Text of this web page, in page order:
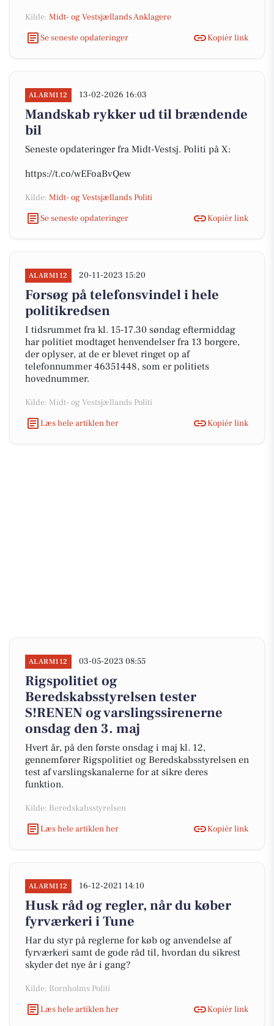
Kilde: Midt- og Vestsjællands Anklagere
Se seneste opdateringer
Kopiér link
ALARM112 13-02-2026 16:03
Mandskab rykker ud til brændende
bil
Seneste opdateringer fra Midt-Vestsj. Politi på X:
https://t.co/wEFoaBvQew
Kilde: Midt- og Vestsjællands Politi
Se seneste opdateringer
Kopiér link
ALARM112 20-11-2023 15:20
Forsøg på telefonsvindel i hele
politikredsen
I tidsrummet fra kl. 15-17.30 søndag eftermiddag
har politiet modtaget henvendelser fra 13 borgere,
der oplyser, at de er blevet ringet op af
telefonnummer 46351448, som er politiets
hovednummer.
Kilde: Midt- og Vestsjællands Politi
Læs hele artiklen her
Kopiér link
ALARM112 03-05-2023 08:55
Rigspolitiet og
Beredskabsstyrelsen tester
S!RENEN og varslingssirenerne
onsdag den 3. maj
Hvert år, på den første onsdag i maj kl. 12,
gennemfører Rigspolitiet og Beredskabsstyrelsen en
test af varslingskanalerne for at sikre deres
funktion.
Kilde: Beredskabsstyrelsen
Læs hele artiklen her
Kopiér link
ALARM112 16-12-2021 14:10
Husk råd og regler, når du køber
fyrværkeri i Tune
Har du styr på reglerne for køb og anvendelse af
fyrværkeri samt de gode råd til, hvordan du sikrest
skyder det nye år i gang?
Kilde: Bornholms Politi
Læs hele artiklen her
Kopiér link